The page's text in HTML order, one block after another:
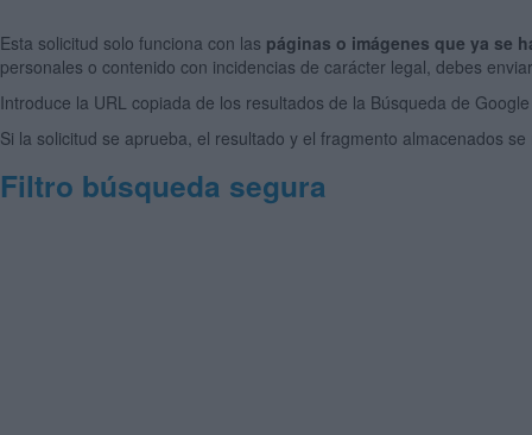
Esta solicitud solo funciona con las páginas o imágenes que ya se
personales o contenido con incidencias de carácter legal, debes
Introduce la URL copiada de los resultados de la Búsqueda de
Si la solicitud se aprueba, el resultado y el fragmento almacenados
Filtro búsqueda segura